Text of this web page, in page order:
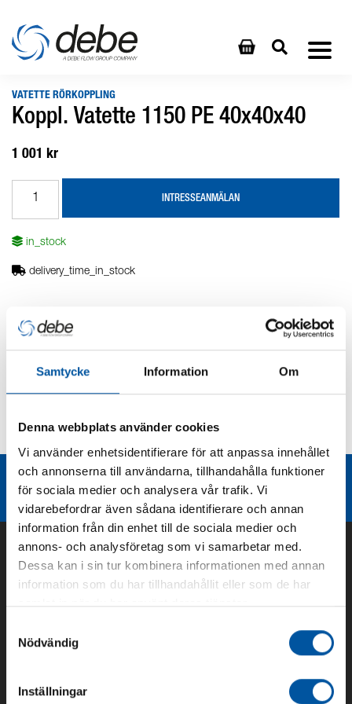
Samtycke Information Om
Denna webbplats använder cookies
Vi använder enhetsidentifierare för att anpassa innehållet
och annonserna till användarna, tillhandahålla funktioner
för sociala medier och analysera vår trafik. Vi
vidarebefordrar även sådana identifierare och annan
information från din enhet till de sociala medier och
annons- och analysföretag som vi samarbetar med.
Dessa kan i sin tur kombinera informationen med annan
information som du har tillhandahållit eller som de har
samlat in när du har använt deras tjänster.
Nödvändig
Inställningar
VATETTE RÖRKOPPLING
Koppl. Vatette 1150 PE 40x40x40
1 001 kr
INTRESSEANMÄLAN
in_stock
delivery_time_in_stock
Produktbeskrivning
Kurvor
Liknande produktgrupper
Om oss